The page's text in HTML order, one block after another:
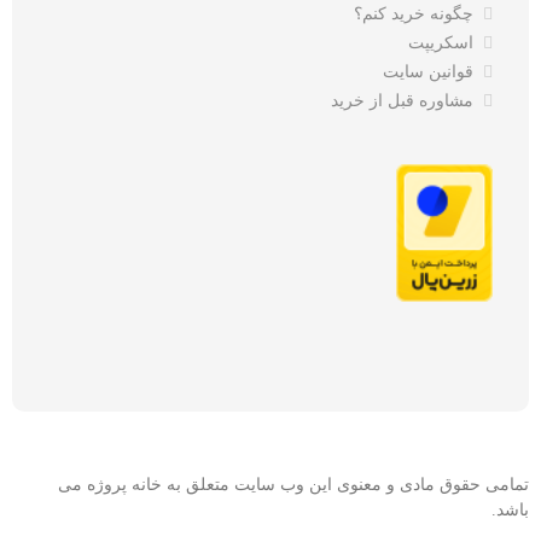
چگونه خرید کنم؟
اسکریپت
قوانین سایت
مشاوره قبل از خرید
تمامی حقوق مادی و معنوی این وب سایت متعلق به خانه پروژه می
باشد.